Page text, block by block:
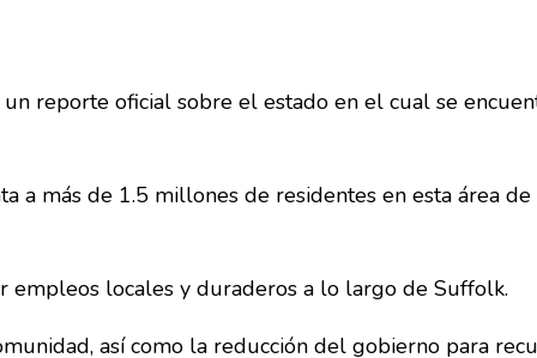
reporte oficial sobre el estado en el cual se
a más de 1.5 millones de residentes en esta área
empleos locales y duraderos a lo largo de Suffolk.
así como la reducción del gobierno para